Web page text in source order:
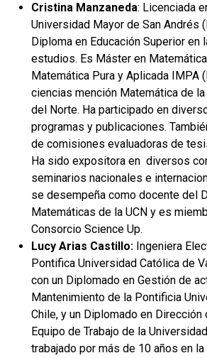
Cristina Manzaneda: Licenciada
Universidad Mayor de San Andrés
Diploma en Educación Superior en
estudios. Es Máster en
Matemática Pura y Aplicada IMPA
ciencias mención Matemática de
del Norte. Ha participado en
programas y publicaciones.
de comisiones evaluadoras de
Ha sido expositora en diversos
seminarios nacionales e
se desempeña como docente del
Matemáticas de la UCN y es
Consorcio Science Up.
Lucy Arias Castillo: Ingeniera
Pontifica Universidad Católica de
con un Diplomado en Gestión de
Mantenimiento de la Pontificia
Chile, y un Diplomado en
Equipo de Trabajo de la
trabajado por más de 10 años en